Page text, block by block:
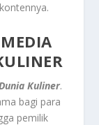
Kuliner.
bagi para
pemilik